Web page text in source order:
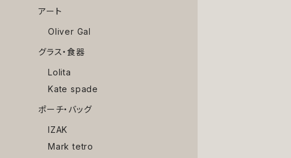
アート
Oliver Gal
グラス・食器
Lolita
Kate spade
ポーチ・バッグ
IZAK
Mark tetro